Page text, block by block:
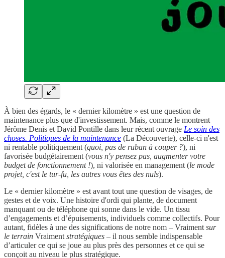
À bien des égards, le « dernier kilomètre » est une question de
maintenance plus que d'investissement. Mais, comme le montrent
Jérôme Denis et David Pontille dans leur récent ouvrage Le soin des
choses. Politiques de la maintenance (La Découverte), celle-ci n'est
ni rentable politiquement (quoi, pas de ruban à couper ?), ni
favorisée budgétairement (vous n'y pensez pas, augmenter votre
budget de fonctionnement !), ni valorisée en management (le mode
projet, c'est le tur-fu, les autres vous êtes des nuls).
Le « dernier kilomètre » est avant tout une question de visages, de
gestes et de voix. Une histoire d'ordi qui plante, de document
manquant ou de téléphone qui sonne dans le vide. Un tissu
d’engagements et d’épuisements, individuels comme collectifs. Pour
autant, fidèles à une des significations de notre nom – Vraiment sur
le terrain Vraiment stratégiques – il nous semble indispensable
d’articuler ce qui se joue au plus près des personnes et ce qui se
conçoit au niveau le plus stratégique.